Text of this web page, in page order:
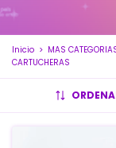
Inicio > MAS
CARTUCHERAS